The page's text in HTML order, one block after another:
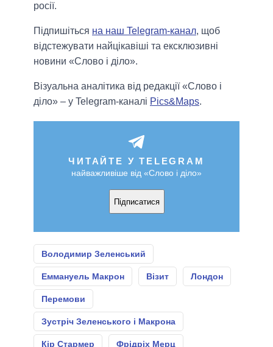
росії.
Підпишіться на наш Telegram-канал, щоб
відстежувати найцікавіші та ексклюзивні
новини «Слово і діло».
Візуальна аналітика від редакції «Слово і
діло» – у Telegram-каналі Pics&Maps.
ЧИТАЙТЕ У TELEGRAM
найважливіше від «Слово і діло»
Підписатися
Володимир Зеленський
Еммануель Макрон Візит Лондон
Перемови
Зустріч Зеленського і Макрона
Кір Стармер Фрідріх Мерц